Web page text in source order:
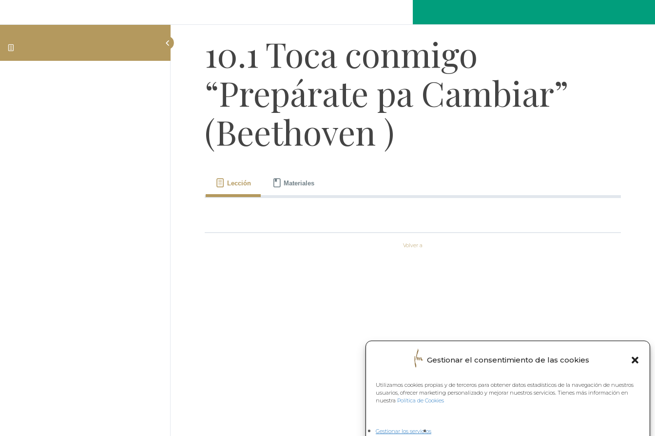
Gestionar el consentimiento de las cookies
Utilizamos cookies propias y de terceros para obtener datos estadísticos de la navegación de nuestros
usuarios, ofrecer marketing personalizado y mejorar nuestros servicios. Tienes más información en
nuestra Política de Cookies
Gestionar los servicios
10.1 Toca conmigo
“Prepárate pa Cambiar”
(Beethoven )
Lección Materiales
Volver a